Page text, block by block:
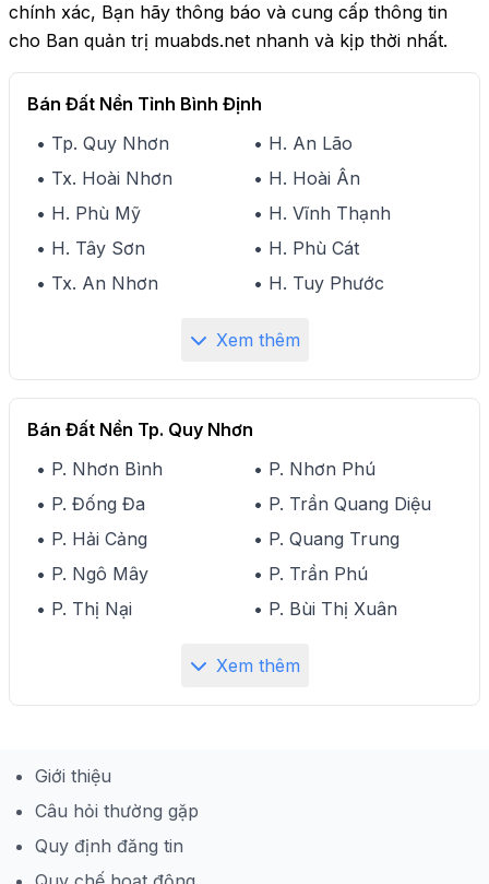
chính xác, Bạn hãy thông báo và cung cấp thông tin
cho Ban quản trị muabds.net nhanh và kịp thời nhất.
Bán Đất Nền Tỉnh Bình Định
• Tp. Quy Nhơn
• H. An Lão
• Tx. Hoài Nhơn
• H. Hoài Ân
• H. Phù Mỹ
• H. Vĩnh Thạnh
• H. Tây Sơn
• H. Phù Cát
• Tx. An Nhơn
• H. Tuy Phước
Xem thêm
Bán Đất Nền Tp. Quy Nhơn
• P. Nhơn Bình
• P. Nhơn Phú
• P. Đống Đa
• P. Trần Quang Diệu
• P. Hải Cảng
• P. Quang Trung
• P. Ngô Mây
• P. Trần Phú
• P. Thị Nại
• P. Bùi Thị Xuân
Xem thêm
Giới thiệu
Câu hỏi thường gặp
Quy định đăng tin